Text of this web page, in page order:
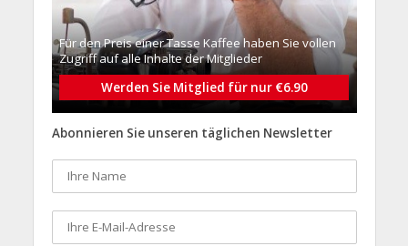
Für den Preis einer Tasse Kaffee haben Sie vollen
Zugriff auf alle Inhalte der Mitglieder
Werden Sie Mitglied für nur €6.90
Abonnieren Sie unseren täglichen Newsletter